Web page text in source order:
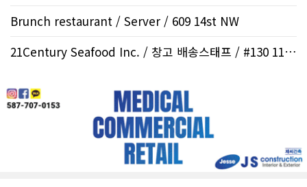
Brunch restaurant / Server / 609 14st NW
21Century Seafood Inc. / 창고 배송스태프 / #130 1108..